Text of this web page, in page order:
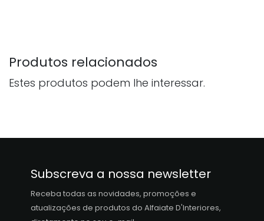
Produtos relacionados
Estes produtos podem lhe interessar.
Subscreva a nossa newsletter
Receba todas as novidades, promoções e
atualizações de produtos do Alfaiate D'Interiores,